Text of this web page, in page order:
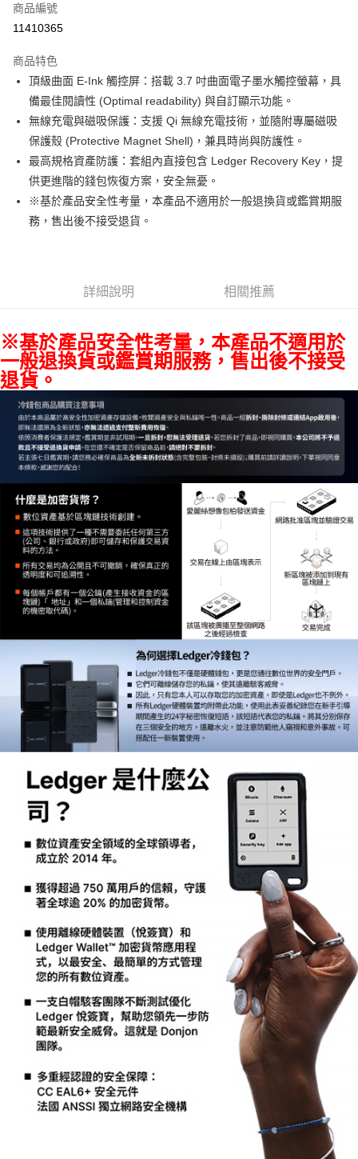
信用卡分期付款
合作金庫商業銀行
華南商業銀行
彰化商業銀行
上海商業儲蓄銀行
台北富邦商業銀行
國泰世華商業銀行
兆豐國際商業銀行
臺灣中小企業銀行
台中商業銀行
匯豐（台灣）商業銀行
華泰商業銀行
聯邦商業銀行
遠東國際商業銀行
元大商業銀行
永豐商業銀行
玉山商業銀行
星展（台灣）商業銀行
台新國際商業銀行
6 期 0 利率 每期
華南商業銀行
彰化商業銀行
上海商業儲蓄銀行
台北富邦商業銀行
國泰世華商業銀行
兆豐國際商業銀行
臺灣中小企業銀行
台中商業銀行
匯豐（台灣）商業銀行
華泰商業銀行
聯邦商業銀行
遠東國際商業銀行
元大商業銀行
永豐商業銀行
玉山商業銀行
12 期 0 利率 每期 NT$1,375 21家銀行
合作金庫商業銀行
第一商業銀行
上海商業儲蓄銀行
台北富邦商業銀行
國泰世華商業銀行
兆豐國際商業銀行
臺灣中小企業銀行
台中商業銀行
匯豐（台灣）商業銀行
華泰商業銀行
聯邦商業銀行
台灣樂天信用卡公司
超商取貨付款
LINE Pay
Apple Pay
街口支付
AFTEE先享後付
相關說明
AFTEE先享後付是「在收到商品之後才付款」的支付方式。 讓您購物簡單
便利好安心！
１．簡單：不需註冊會員、不需綁卡、不需儲值。
２．便利：只要手機號碼，簡訊認證，即可結帳。
３．安心：先確認商品／服務後，再付款。
【「AFTEE先享後付」結帳流程】
１．於結帳方式選擇「AFTEE先享後付」後，將跳轉至「AFTEE先享後付」
結帳頁面，進行簡訊認證並確認金額後，即可完成結帳。
２．訂單成立數日內，您將收到繳費通知簡訊。
３．收到繳費通知簡訊後14天內，點擊此簡訊中的連結，可透過四大超商／
ATM／網路銀行／等多元方式進行付款，方視為交易完成。
※ 請注意：結帳手續完成當下不需立刻繳費，但若您需要取消訂單，請聯絡
購買商品的店家。未經商家同意取消之訂單仍視為有效，需透過AFTEE先享
後付繳納相關費用。
※ 交易是否成功請以「AFTEE先享後付 」之結帳頁面顯示為準，若有關於
是否繳費成功／繳費後需取消欲退款等相關疑問，請聯繫「AFTEE先享後付
https://netprotections.freshdesk.com/support/home
【注意事項】
１．透過由恩沛科技股份有限公司提供之「AFTEE先享後付」服務完成之交
易，需依本服務之必要範圍內提供個人資料，並將交易相關給付款項請求債
權轉讓予恩沛科技股份有限公司。
２．關於個人資料處理事宜，請瀏覽以下網址：
https://aftee.tw/terms/#terms3
３．未成年的使用者請事先徵得法定代理人或監護人之同意方可使用
「AFTEE先享後付」，若未經同意申辦者引起之損失，本公司不負相關責
４．使用「AFTEE先享後付」時，將依據個別帳號之用戶狀況，依本公司即
時審查核予不同之上限額度；若仍有額度不足之情形，本公司將視審查結果
請求用戶進行身份認證。
５．嚴禁一人註冊多個帳號或使用他人資訊註冊。若發現惡意使用之情形，
恩沛科技股份有限公司將有權停止該用戶之使用額度並採取法律行動。
ATM付款
運送方式
全家取貨付款
每筆NT$60，滿NT$399(含以上)免運費
萊爾富取貨付款
每筆NT$60，滿NT$399(含以上)免運費
7-11取貨付款
每筆NT$60，滿NT$399(含以上)免運費
商品編號
11410365
商品特色
頂級曲面 E-Ink 觸控屏：搭載 3.7 吋曲面電子墨水觸控螢幕，具
備最佳閱讀性 (Optimal readability) 與自訂顯示功能。
無線充電與磁吸保護：支援 Qi 無線充電技術，並隨附專屬磁吸
保護殼 (Protective Magnet Shell)，兼具時尚與防護性。
最高規格資產防護：套組內直接包含 Ledger Recovery Key，提
供更進階的錢包恢復方案，安全無憂。
※基於產品安全性考量，本產品不適用於一般退換貨或鑑賞期服
務，售出後不接受退貨。
詳細說明 相關推薦
※基於產品安全性考量，本產品不適用於
一般退換貨或鑑賞期服務，售出後不接受
退貨。